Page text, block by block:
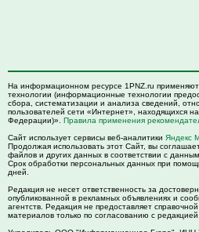
На информационном ресурсе 1PNZ.ru
технологии (информационные технологии
сбора, систематизации и анализа сведений,
пользователей сети «Интернет», находящихся
Федерации)». Правила применения
Сайт использует сервисы веб-аналитики Яндекс
Продолжая использовать этот Сайт, вы
файлов и других данных в соответствии с данным
Срок обработки персональных данных при
дней.
Редакция не несет ответственность за
опубликованной в рекламных объявлениях и
агентств. Редакция не предоставляет
материалов только по согласованию с редакцией.